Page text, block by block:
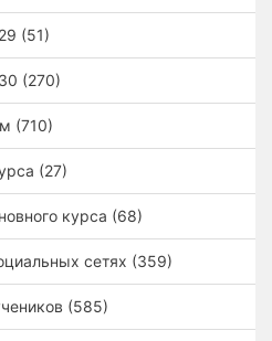
(51)
(270)
(710)
(27)
курса (68)
сетях (359)
(585)